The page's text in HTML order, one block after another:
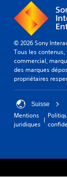
© 2026 Sony
Tous les
commercial,
des marques
propriétaires
Suisse
Mentions
juridiques